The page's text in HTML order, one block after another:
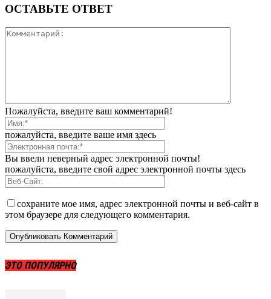
ОСТАВЬТЕ ОТВЕТ
Пожалуйста, введите ваш комментарий!
пожалуйста, введите ваше имя здесь
Вы ввели неверный адрес электронной почты!
пожалуйста, введите свой адрес электронной почты здесь
сохраните мое имя, адрес электронной почты и веб-сайт в
этом браузере для следующего комментария.
ЭТО ПОПУЛЯРНО